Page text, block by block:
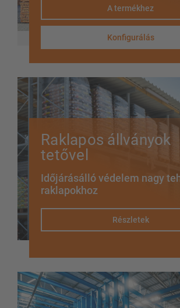
A termékhez
Konfigurálás
Raklapos állványok
tetővel
Időjárásálló védelem nagy
raklapokhoz
Részletek